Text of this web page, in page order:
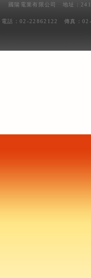
國陽電業有限公司 地址：
電話：02-22862122 傳真：